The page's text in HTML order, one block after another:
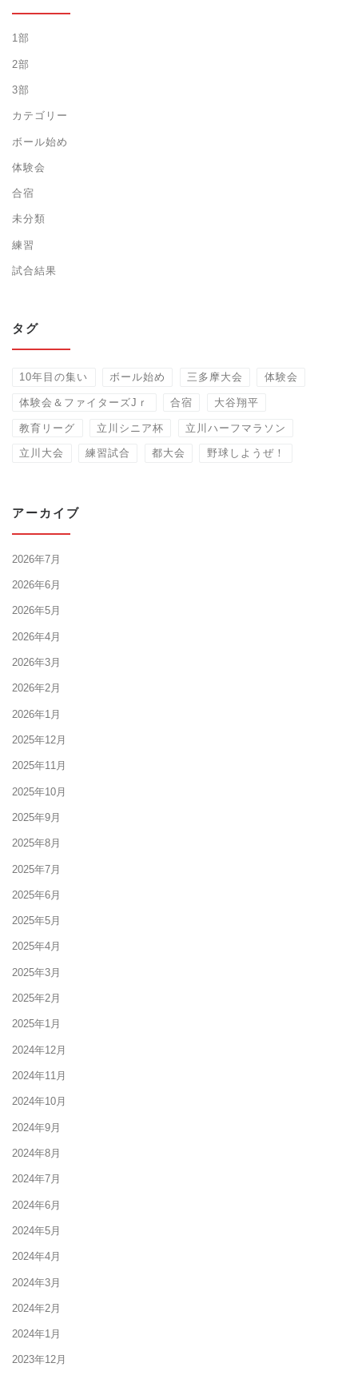
1部
2部
3部
カテゴリー
ボール始め
体験会
合宿
未分類
練習
試合結果
タグ
10年目の集い ボール始め 三多摩大会 体験会
体験会＆ファイターズJｒ 合宿 大谷翔平
教育リーグ 立川シニア杯 立川ハーフマラソン
立川大会 練習試合 都大会 野球しようぜ！
アーカイブ
2026年7月
2026年6月
2026年5月
2026年4月
2026年3月
2026年2月
2026年1月
2025年12月
2025年11月
2025年10月
2025年9月
2025年8月
2025年7月
2025年6月
2025年5月
2025年4月
2025年3月
2025年2月
2025年1月
2024年12月
2024年11月
2024年10月
2024年9月
2024年8月
2024年7月
2024年6月
2024年5月
2024年4月
2024年3月
2024年2月
2024年1月
2023年12月